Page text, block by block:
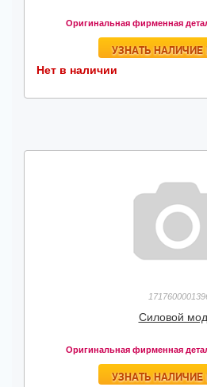
Оригинальная фирменная
УЗНАТЬ НАЛИЧИЕ
Нет в наличии
Силовой
Оригинальная фирменная
УЗНАТЬ НАЛИЧИЕ